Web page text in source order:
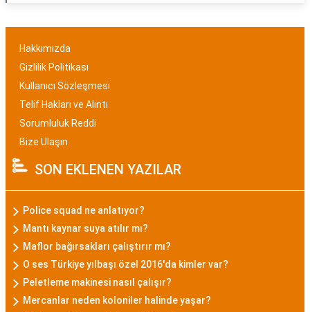
Hakkımızda
Gizlilik Politikası
Kullanıcı Sözleşmesi
Telif Hakları ve Alıntı
Sorumluluk Reddi
Bize Ulaşın
SON EKLENEN YAZILAR
Police squad ne anlatıyor?
Mantı kaynar suya atılır mı?
Maflor bağırsakları çalıştırır mı?
O ses Türkiye yılbaşı özel 2016'da kimler var?
Peletleme makinesi nasıl çalışır?
Mercanlar neden koloniler halinde yaşar?